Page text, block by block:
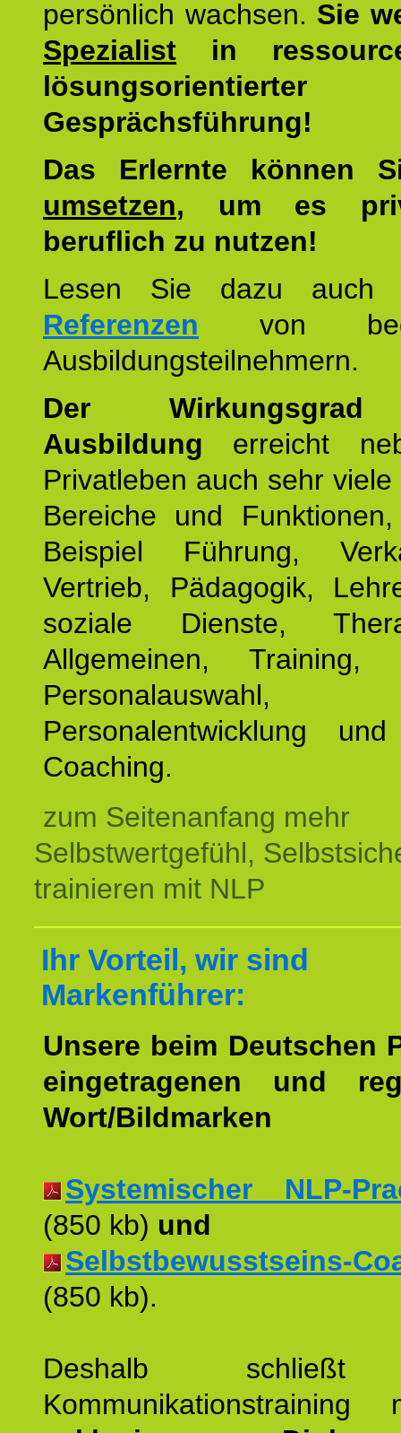
persönlich wachsen. Sie
Spezialist in
lösungsorientierter
Gesprächsführung!
Das Erlernte können
umsetzen, um es
beruflich zu nutzen!
Lesen Sie dazu
Referenzen von
Ausbildungsteilnehmern.
Der
Ausbildung erreicht
Privatleben auch sehr
Bereiche und
Beispiel Führung,
Vertrieb, Pädagogik,
soziale Dienste,
Allgemeinen, Training,
Personalauswahl,
Personalentwicklung
Coaching.
zum Seitenanfang mehr
Selbstwertgefühl,
trainieren mit NLP
Ihr Vorteil, wir sind
Markenführer:
Unsere beim Deutschen
eingetragenen und
Wort/Bildmarken
Systemischer NLP-
(850 kb) und
Selbstbewusstseins-
(850 kb).
Deshalb schließt